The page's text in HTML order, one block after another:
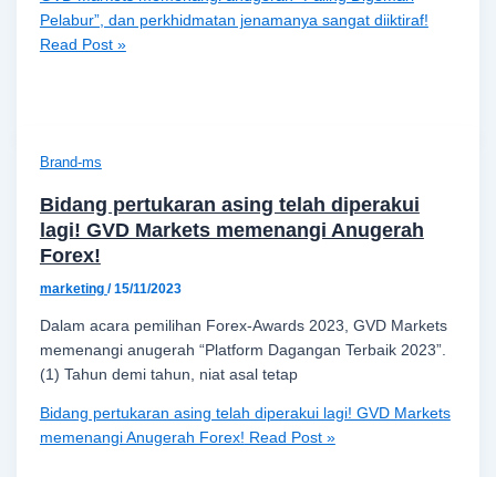
Pelabur”, dan perkhidmatan jenamanya sangat diiktiraf!
Read Post »
Brand-ms
Bidang pertukaran asing telah diperakui
lagi! GVD Markets memenangi Anugerah
Forex!
marketing /15/11/2023
Dalam acara pemilihan Forex-Awards 2023, GVD Markets
memenangi anugerah “Platform Dagangan Terbaik 2023”.
(1) Tahun demi tahun, niat asal tetap
Bidang pertukaran asing telah diperakui lagi! GVD Markets
memenangi Anugerah Forex! Read Post »